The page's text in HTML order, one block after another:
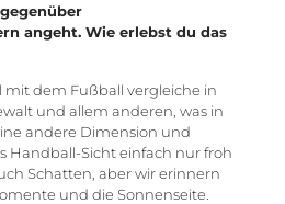
angeht. Wie erlebst du das
dem Fußball vergleiche in
und allem anderen, was in
andere Dimension und
Handball-Sicht einfach nur froh
Schatten, aber wir erinnern
und die Sonnenseite.